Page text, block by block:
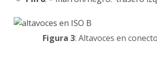
Figura 3: Altavoces en